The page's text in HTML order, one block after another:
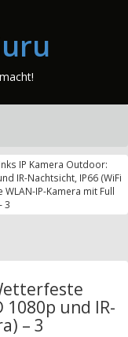
IP Kamera Outdoor:
IR-Nachtsicht, IP66 (WiFi
IP-Kamera mit Full
3
1080p und IR-
– 3